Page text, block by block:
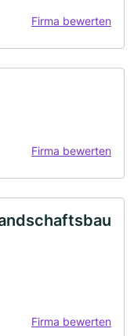
Firma bewerten
Firma bewerten
Firma bewerten